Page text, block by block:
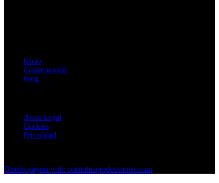
Inicio
Congregación
Blog
Aviso Legal
Cookies
Privacidad
Diseño página web: contraluzproducciones.com